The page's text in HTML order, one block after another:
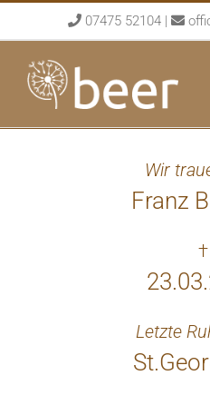
to
content
07475 52104 |
Wir
Franz
†
Letzte